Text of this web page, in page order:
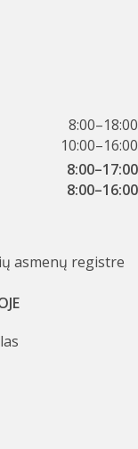
8:00–18:00
10:00–16:00
8:00–17:00
8:00–16:00
asmenų registre